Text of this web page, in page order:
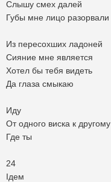
Слышу смех далей
Губы мне лицо разорвали
Из пересохших ладоней
Сияние мне является
Хотел бы тебя видеть
Да глаза смыкаю
Иду
От одного виска к другому
Где ты
24
Iдем